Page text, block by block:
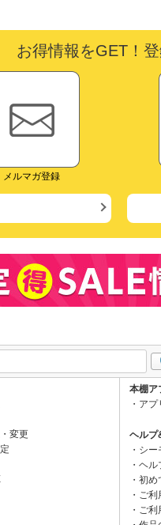
お得情報をGET！
メルマガ登録
変更
本棚ア
アプ
ヘルプ
シー
ヘル
初め
ご利
ご利